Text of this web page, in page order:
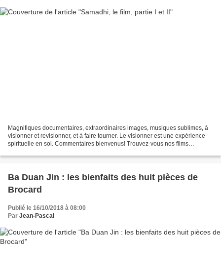
Magnifiques documentaires, extraordinaires images, musiques sublimes, à
visionner et revisionner, et à faire tourner. Le visionner est une expérience
spirituelle en soi. Commentaires bienvenus! Trouvez-vous nos films
Ba Duan Jin : les bienfaits des huit pièces de
Brocard
Publié le 16/10/2018 à 08:00
Par Jean-Pascal